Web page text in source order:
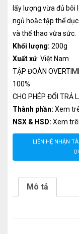
lấy lượng vừa đủ bôi
ngủ hoặc tập thể
và thể thao vừa sức.
Khối lượng: 200g
Xuất xứ: Việt Nam
TẬP ĐOÀN
100%
CHO PHÉP ĐỔI TRẢ
Thành phần: Xem
NSX & HSD: Xem
LIÊN HỆ NHẬN
Mô tả